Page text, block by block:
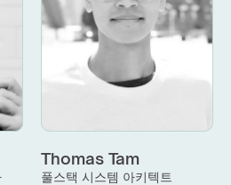
Thomas Tam
풀스택 시스템 아키텍트